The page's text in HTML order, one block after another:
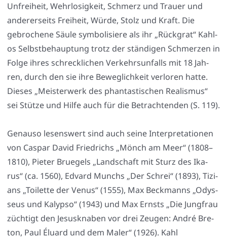
Unfrei­heit, Wehr­lo­sig­keit, Schmerz und Trau­er und
ande­rer­seits Frei­heit, Wür­de, Stolz und Kraft. Die
gebro­che­ne Säu­le sym­bo­li­sie­re als ihr „Rück­grat“ Kahl­
os Selbst­be­haup­tung trotz der stän­di­gen Schmer­zen in
Fol­ge ihres schreck­li­chen Ver­kehrs­un­falls mit 18 Jah­
ren, durch den sie ihre Beweg­lich­keit ver­lo­ren hat­te.
Die­ses „Meis­ter­werk des phan­tas­ti­schen Rea­lis­mus“
sei Stüt­ze und Hil­fe auch für die Betrach­ten­den (S. 119).
Genau­so lesens­wert sind auch sei­ne Inter­pre­ta­tio­nen
von Cas­par David Fried­richs „Mönch am Meer“ (1808–
1810), Pie­ter Brue­gels „Land­schaft mit Sturz des Ika­
rus“ (ca. 1560), Edvard Munchs „Der Schrei“ (1893), Tizi­
ans „Toi­let­te der Venus“ (1555), Max Beck­manns „Odys­
seus und Kalyp­so“ (1943) und Max Ernsts „Die Jung­frau
züch­tigt den Jesus­kna­ben vor drei Zeu­gen: André Bre­
ton, Paul Éluard und dem Maler“ (1926). Kahl